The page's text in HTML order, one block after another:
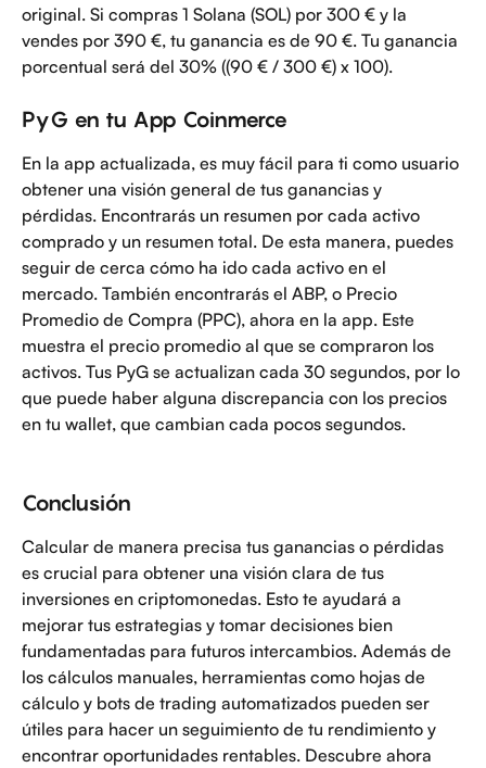
original. Si compras 1 Solana (SOL) por 300 € y la
vendes por 390 €, tu ganancia es de 90 €. Tu ganancia
porcentual será del 30% ((90 € / 300 €) x 100).
PyG en tu App Coinmerce
En la app actualizada, es muy fácil para ti como usuario
obtener una visión general de tus ganancias y
pérdidas. Encontrarás un resumen por cada activo
comprado y un resumen total. De esta manera, puedes
seguir de cerca cómo ha ido cada activo en el
mercado. También encontrarás el ABP, o Precio
Promedio de Compra (PPC), ahora en la app. Este
muestra el precio promedio al que se compraron los
activos. Tus PyG se actualizan cada 30 segundos, por lo
que puede haber alguna discrepancia con los precios
en tu wallet, que cambian cada pocos segundos.
Conclusión
Calcular de manera precisa tus ganancias o pérdidas
es crucial para obtener una visión clara de tus
inversiones en criptomonedas. Esto te ayudará a
mejorar tus estrategias y tomar decisiones bien
fundamentadas para futuros intercambios. Además de
los cálculos manuales, herramientas como hojas de
cálculo y bots de trading automatizados pueden ser
útiles para hacer un seguimiento de tu rendimiento y
encontrar oportunidades rentables. Descubre ahora